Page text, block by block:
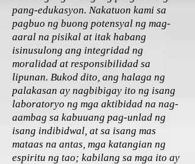
pang-edukasyon. Nakatuon kami sa
pagbuo ng buong potensyal ng mag-
aaral na pisikal at itak habang
isinusulong ang integridad ng
moralidad at responsibilidad sa
lipunan. Bukod dito, ang halaga ng
palakasan ay nagbibigay ito ng isang
laboratoryo ng mga aktibidad na nag-
aambag sa kabuuang pag-unlad ng
isang indibidwal, at sa isang mas
mataas na antas, mga katangian ng
espiritu ng tao; kabilang sa mga ito ay